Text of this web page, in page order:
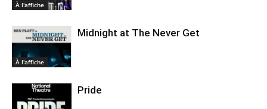
À l'affiche
À l'affiche
Midnight at The Never Get
Pride